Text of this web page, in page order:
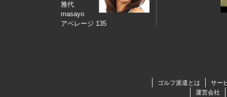
雅代
masayo
アベレージ 135
ゴルフ派遣とは
サー
運営会社